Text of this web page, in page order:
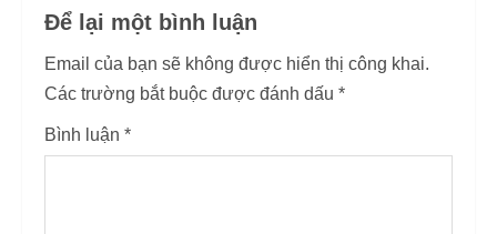
n
u
e
R
Để lại một bình luận
Email của bạn sẽ không được hiển thị công khai.
Các trường bắt buộc được đánh dấu *
Bình luận *